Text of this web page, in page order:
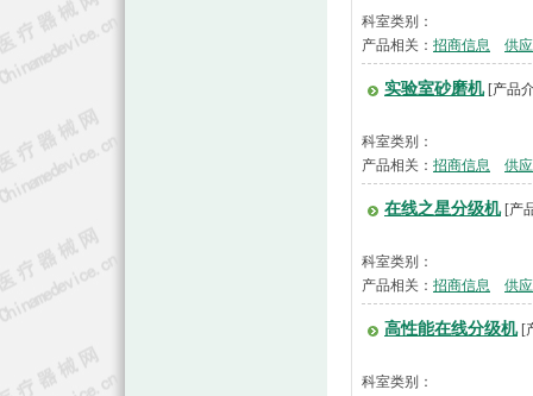
科室类别：
产品相关： 招商信息 供
实验室砂磨机 [产品
科室类别：
产品相关： 招商信息 供
在线之星分级机 [产
科室类别：
产品相关： 招商信息 供
高性能在线分级机 [
科室类别：